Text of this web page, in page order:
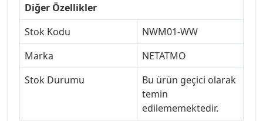
Diğer Özellikler
Stok Kodu
NWM01-WW
Marka
NETATMO
Stok Durumu
Bu ürün geçici olarak
temin
edilememektedir.